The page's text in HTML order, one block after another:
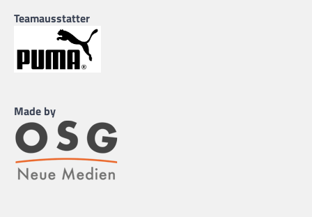
Teamausstatter
Made by